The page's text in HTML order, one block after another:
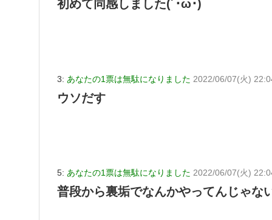
初めて同感しました(´･ω･)
3: あなたの1票は無駄になりました 2022/06/07(火)
ウソだす
5: あなたの1票は無駄になりました 2022/06/07(火)
普段から裏垢でなんかやってんじゃな